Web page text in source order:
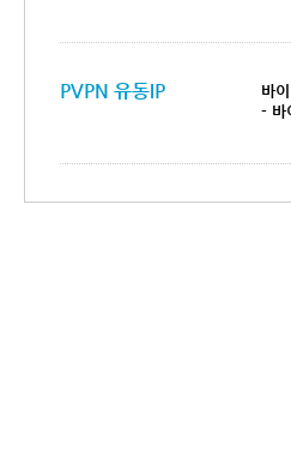
PVPN 유동IP
바
- 바